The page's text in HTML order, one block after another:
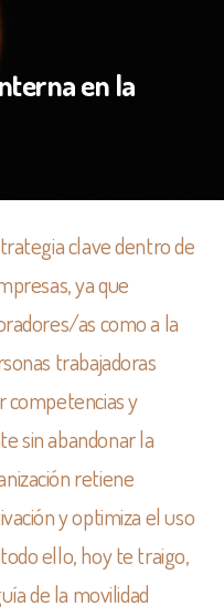
en la
clave dentro de
ya que
as como a la
trabajadoras
competencias y
sin abandonar la
retiene
y optimiza el uso
ello, hoy te traigo,
de la movilidad